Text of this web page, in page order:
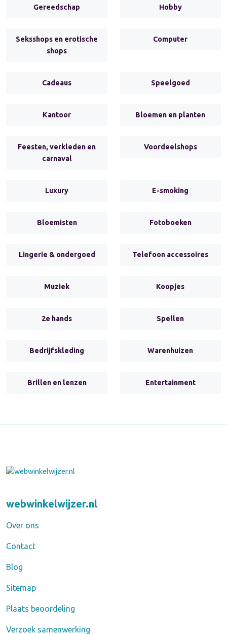
Gereedschap Hobby
Seksshops en erotische
shops
Computer
Cadeaus Speelgoed
Kantoor Bloemen en planten
Feesten, verkleden en
carnaval
Voordeelshops
Luxury E-smoking
Bloemisten Fotoboeken
Lingerie & ondergoed Telefoon accessoires
Muziek Koopjes
2e hands Spellen
Bedrijfskleding Warenhuizen
Brillen en lenzen Entertainment
webwinkelwijzer.nl
Over ons
Contact
Blog
Sitemap
Plaats beoordeling
Verzoek samenwerking